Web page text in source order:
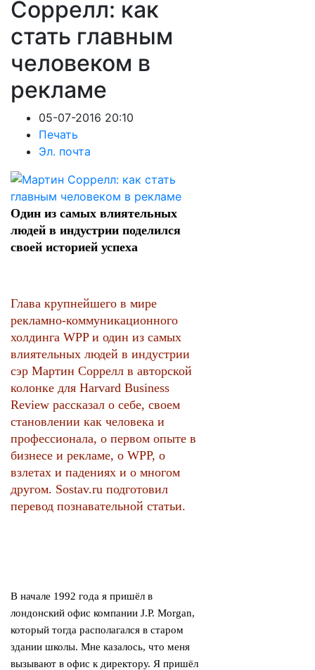
Соррелл: как
стать главным
человеком в
рекламе
05-07-2016 20:10
Печать
Эл. почта
Один из самых влиятельных
людей в индустрии поделился
своей историей успеха
Глава крупнейшего в мире
рекламно-коммуникационного
холдинга WPP и один из самых
влиятельных людей в индустрии
сэр Мартин Соррелл в авторской
колонке для Harvard Business
Review рассказал о себе, своем
становлении как человека и
профессионала, о первом опыте в
бизнесе и рекламе, о WPP, о
взлетах и падениях и о многом
другом. Sostav.ru подготовил
перевод познавательной статьи.
В начале 1992 года я пришёл в
лондонский офис компании J.P. Morgan,
который тогда располагался в старом
здании школы. Мне казалось, что меня
вызывают в офис к директору. Я пришёл